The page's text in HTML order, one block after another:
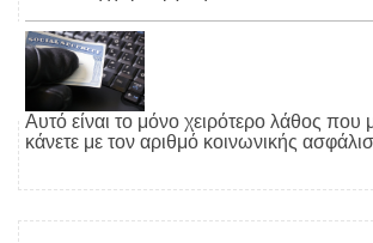
Αυτό είναι το μόνο χειρότερο λάθος που
κάνετε με τον αριθμό κοινωνικής